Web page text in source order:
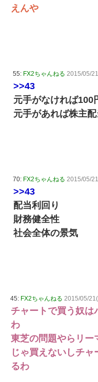
えんや
55: FX2ちゃんねる 2015/05/
>>43
元手がなければ100
元手があれば株主配
70: FX2ちゃんねる 2015/05/
>>43
配当利回り
財務健全性
社会全体の景気
45: FX2ちゃんねる 2015/05/
チャートで買う奴は
わ
東芝の問題やらリー
じゃ買えないしチ
るわ